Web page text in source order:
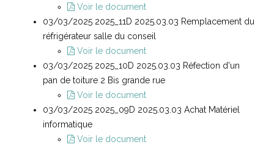
Voir le document
03/03/2025 2025_11D 2025.03.03 Remplacement du
réfrigérateur salle du conseil
Voir le document
03/03/2025 2025_10D 2025.03.03 Réfection d'un
pan de toiture 2 Bis grande rue
Voir le document
03/03/2025 2025_09D 2025.03.03 Achat Matériel
informatique
Voir le document